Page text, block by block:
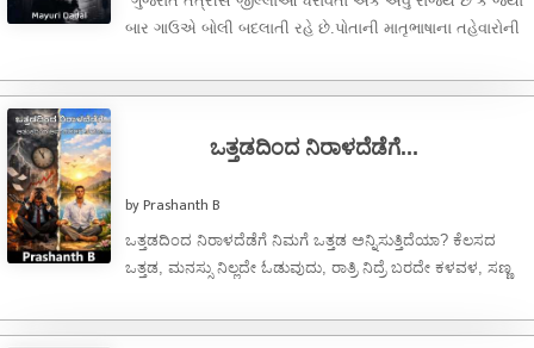
બાર ગાઉએ બોલી બદલાતી રહે છે.પોતાની માતૃભાષાના તહેવારોની
ಒತ್ತಡದಿಂದ ನಿರಾಳದೆಡೆಗೆ...
by Prashanth B
ಒತ್ತಡದಿಂದ ನಿರಾಳದೆಡೆಗೆ ನಿಮಗೆ ಒತ್ತಡ ಅನ್ನಿಸುತ್ತಿದೆಯಾ? ಕೆಲಸದ
ಒತ್ತಡ, ಮನಸ್ಸು ನಿಲ್ಲದೇ ಓಡುವುದು, ರಾತ್ರಿ ನಿದ್ರೆ ಬರದೇ ಕಳವಳ, ಸಣ್ಣ